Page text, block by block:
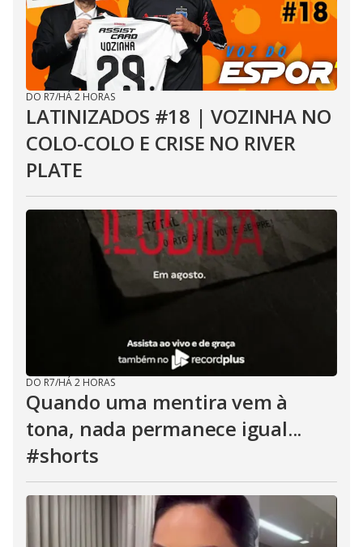
DO R7/HÁ 2 HORAS
LATINIZADOS #18 | VOZINHA NO
COLO-COLO E CRISE NO RIVER
PLATE
DO R7/HÁ 2 HORAS
Quando uma mentira vem à
tona, nada permanece igual...
#shorts